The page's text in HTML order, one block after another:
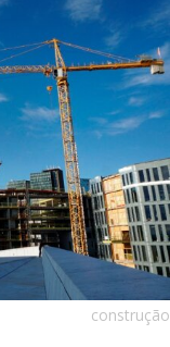
construção